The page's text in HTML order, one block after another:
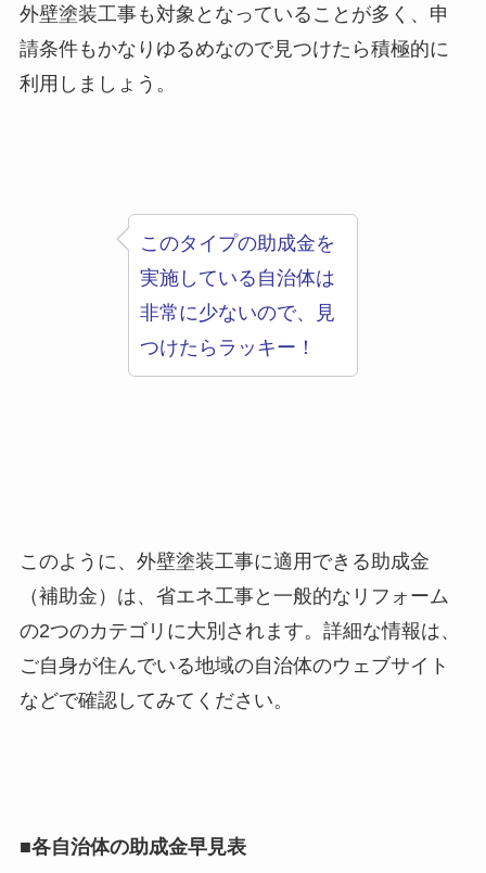
外壁塗装工事も対象となっていることが多く、申
請条件もかなりゆるめなので見つけたら積極的に
利用しましょう。
このタイプの助成金を
実施している自治体は
非常に少ないので、見
つけたらラッキー！
このように、外壁塗装工事に適用できる助成金
（補助金）は、省エネ工事と一般的なリフォーム
の2つのカテゴリに大別されます。詳細な情報は、
ご自身が住んでいる地域の自治体のウェブサイト
などで確認してみてください。
■各自治体の助成金早見表